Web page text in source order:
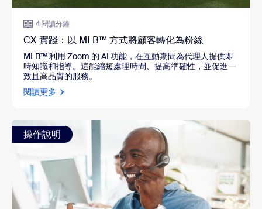
4 閱讀分鐘
CX 實踐：以 MLB™ 方式將顧客轉化為粉絲
MLB™利用 Zoom 的 AI 功能，在互動期間為代理人提供即
時知識和指導。這能縮短處理時間、提高準確性，並促進一
致且高品質的服務。
閱讀更多
操作說明